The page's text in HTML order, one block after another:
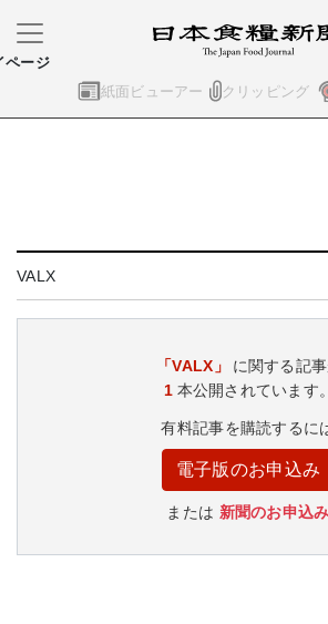
紙面ビューアー クリッピング
ページ
VALX
「VALX」
に関する記
1 本公開されています。
有料記事を購読するに
電子版のお申込み
または 新聞のお申込み